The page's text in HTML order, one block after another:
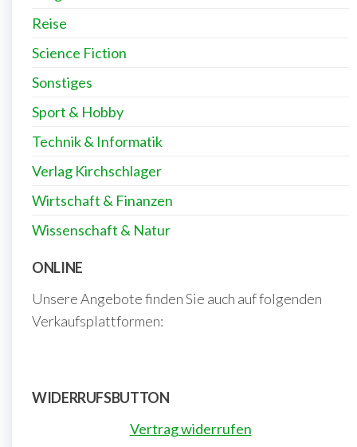
Reise
Science Fiction
Sonstiges
Sport & Hobby
Technik & Informatik
Verlag Kirchschlager
Wirtschaft & Finanzen
Wissenschaft & Natur
ONLINE
Unsere Angebote finden Sie auch auf folgenden
Verkaufsplattformen:
WIDERRUFSBUTTON
Vertrag widerrufen